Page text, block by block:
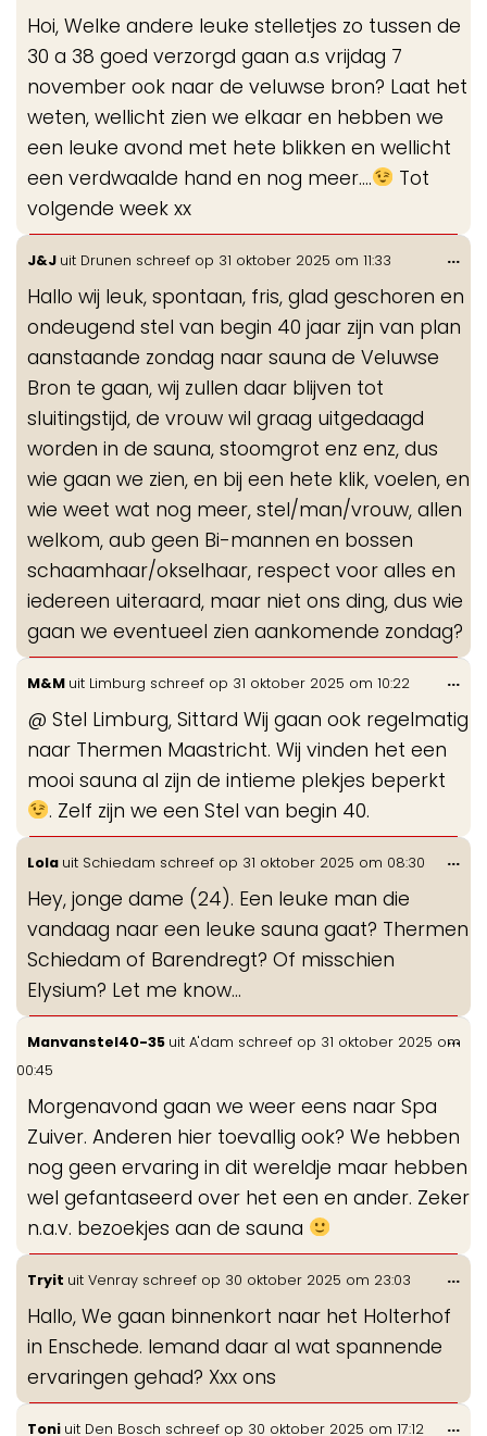
Hoi, Welke andere leuke stelletjes zo tussen de
30 a 38 goed verzorgd gaan a.s vrijdag 7
november ook naar de veluwse bron? Laat het
weten, wellicht zien we elkaar en hebben we
een leuke avond met hete blikken en wellicht
een verdwaalde hand en nog meer....
Tot
volgende week xx
J&J uit Drunen schreef op 31 oktober 2025 om 11:33
Hallo wij leuk, spontaan, fris, glad geschoren en
ondeugend stel van begin 40 jaar zijn van plan
aanstaande zondag naar sauna de Veluwse
Bron te gaan, wij zullen daar blijven tot
sluitingstijd, de vrouw wil graag uitgedaagd
worden in de sauna, stoomgrot enz enz, dus
wie gaan we zien, en bij een hete klik, voelen, en
wie weet wat nog meer, stel/man/vrouw, allen
welkom, aub geen Bi-mannen en bossen
schaamhaar/okselhaar, respect voor alles en
iedereen uiteraard, maar niet ons ding, dus wie
gaan we eventueel zien aankomende zondag?
...
M&M uit Limburg schreef op 31 oktober 2025 om 10:22
@ Stel Limburg, Sittard Wij gaan ook regelmatig
naar Thermen Maastricht. Wij vinden het een
mooi sauna al zijn de intieme plekjes beperkt
. Zelf zijn we een Stel van begin 40.
...
Lola uit Schiedam schreef op 31 oktober 2025 om 08:30
Hey, jonge dame (24). Een leuke man die
vandaag naar een leuke sauna gaat? Thermen
Schiedam of Barendregt? Of misschien
Elysium? Let me know…
...
Manvanstel40-35 uit A'dam schreef op 31 oktober 2025 om
00:45
Morgenavond gaan we weer eens naar Spa
Zuiver. Anderen hier toevallig ook? We hebben
nog geen ervaring in dit wereldje maar hebben
wel gefantaseerd over het een en ander. Zeker
n.a.v. bezoekjes aan de sauna
...
Tryit uit Venray schreef op 30 oktober 2025 om 23:03
Hallo, We gaan binnenkort naar het Holterhof
in Enschede. Iemand daar al wat spannende
ervaringen gehad? Xxx ons
...
Toni uit Den Bosch schreef op 30 oktober 2025 om 17:12 ...